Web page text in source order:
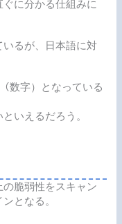
に分かる仕組みに
るが、日本語に対
数字）となっている
いえるだろう。
脆弱性をスキャン
となる。